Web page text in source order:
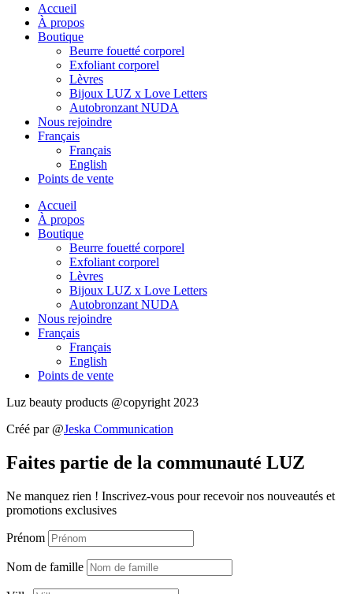
Accueil
À propos
Boutique
Beurre fouetté corporel
Exfoliant corporel
Lèvres
Bijoux LUZ x Love Letters
Autobronzant NUDA
Nous rejoindre
Français
Français
English
Points de vente
Accueil
À propos
Boutique
Beurre fouetté corporel
Exfoliant corporel
Lèvres
Bijoux LUZ x Love Letters
Autobronzant NUDA
Nous rejoindre
Français
Français
English
Points de vente
Luz beauty products @copyright 2023
Créé par @Jeska Communication
Faites partie de la communauté LUZ
Ne manquez rien ! Inscrivez-vous pour recevoir nos nouveautés et
promotions exclusives
Prénom
Nom de famille